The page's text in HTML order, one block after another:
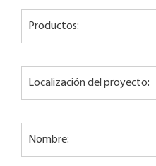
Productos:
Localización del proyecto:
Nombre: